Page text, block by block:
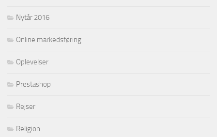
Nytår 2016
Online markedsføring
Oplevelser
Prestashop
Rejser
Religion